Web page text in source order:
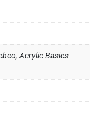
Acrylic Basics